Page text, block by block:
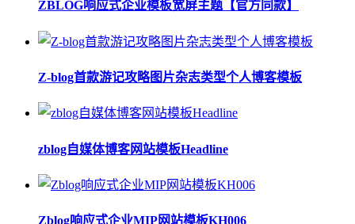
ZBLOG响应式企业模板宽屏主题【官方同款】
Z-blog首款游记攻略图片杂志类型个人博客模板
zblog自媒体博客网站模板Headline
Zblog响应式企业MIP网站模板KH006